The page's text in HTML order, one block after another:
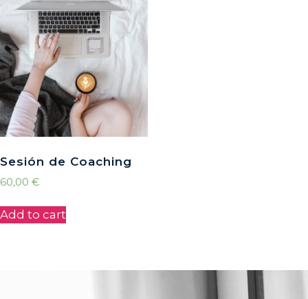
Sesión de Coaching
60,00 €
Add to cart